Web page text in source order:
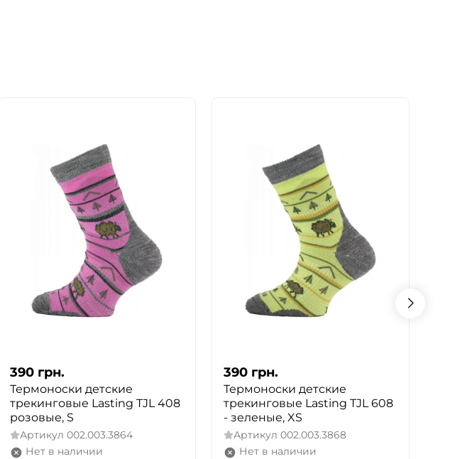
390 грн.
Термоноски детские
трекинговые Lasting TJL 408
розовые, S
Артикул 002.003.3864
Нет в наличии
390 грн.
Термоноски детские
трекинговые Lasting TJL 608
- зеленые, XS
Артикул 002.003.3868
Нет в наличии